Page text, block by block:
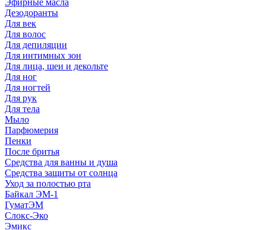
Эфирные масла
Дезодоранты
Для век
Для волос
Для депиляции
Для интимных зон
Для лица, шеи и декольте
Для ног
Для ногтей
Для рук
Для тела
Мыло
Парфюмерия
Пенки
После бритья
Средства для ванны и душа
Средства защиты от солнца
Уход за полостью рта
Байкал ЭМ-1
ГуматЭМ
Слокс-Эко
Эмикс